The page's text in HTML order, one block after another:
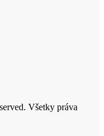
Všetky práva